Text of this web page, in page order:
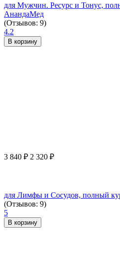
для Мужчин. Ресурс и Тонус,
АнандаМед
(Отзывов: 9)
4.2
В корзину
3 840 ₽ 2 320 ₽
для Лимфы и Сосудов, полный
(Отзывов: 9)
5
В корзину